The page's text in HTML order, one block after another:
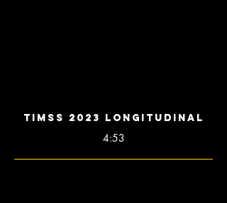
TIMSS 2023 Longitudinal
4:53